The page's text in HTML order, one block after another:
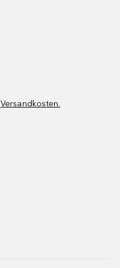
Versandkosten.